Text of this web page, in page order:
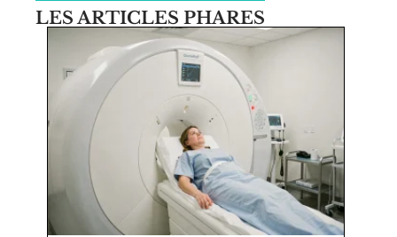
LES ARTICLES PHARES